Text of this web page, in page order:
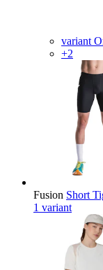
variant
+2
Fusion Short
1 variant